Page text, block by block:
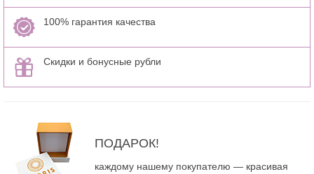
100% гарантия качества
Скидки и бонусные рубли
ПОДАРОК!
каждому нашему покупателю — красивая